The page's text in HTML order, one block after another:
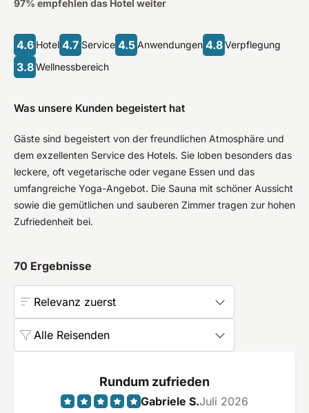
97% empfehlen das Hotel weiter
4.6 Hotel 4.7 Service 4.5 Anwendungen 4.8 Verpflegung
3.8 Wellnessbereich
Was unsere Kunden begeistert hat
Gäste sind begeistert von der freundlichen Atmosphäre und
dem exzellenten Service des Hotels. Sie loben besonders das
leckere, oft vegetarische oder vegane Essen und das
umfangreiche Yoga-Angebot. Die Sauna mit schöner Aussicht
sowie die gemütlichen und sauberen Zimmer tragen zur hohen
Zufriedenheit bei.
70 Ergebnisse
Relevanz zuerst
Alle Reisenden
Rundum zufrieden
Gabriele S.Juli 2026